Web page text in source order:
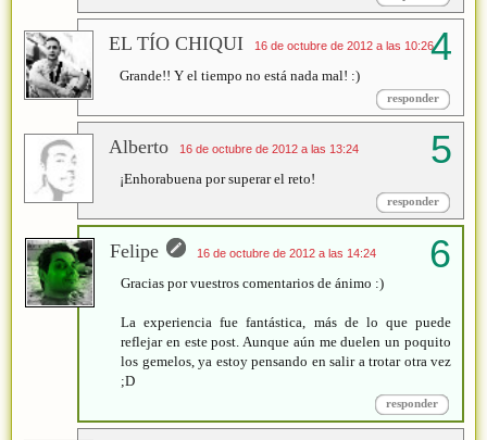
EL TÍO CHIQUI 16 de octubre de 2012 a las 10:26
Grande!! Y el tiempo no está nada mal! :)
responder
Alberto 16 de octubre de 2012 a las 13:24
¡Enhorabuena por superar el reto!
responder
Felipe 16 de octubre de 2012 a las 14:24
Gracias por vuestros comentarios de ánimo :)
La experiencia fue fantástica, más de lo que puede
reflejar en este post. Aunque aún me duelen un poquito
los gemelos, ya estoy pensando en salir a trotar otra vez
;D
responder